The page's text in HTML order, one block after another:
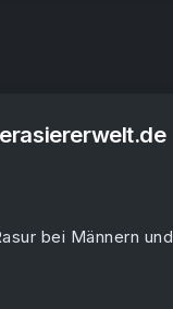
bei Männern und